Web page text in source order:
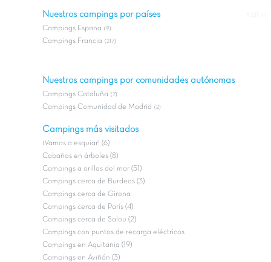
Nuestros campings por países
Campings Espana (9)
Campings Francia (217)
Nuestros campings por comunidades autónomas
Campings Cataluña (7)
Campings Comunidad de Madrid (2)
Campings más visitados
¡Vamos a esquiar! (6)
Cabañas en árboles (8)
Campings a orillas del mar (51)
Campings cerca de Burdeos (3)
Campings cerca de Girona
Campings cerca de París (4)
Campings cerca de Salou (2)
Campings con puntos de recarga eléctricos
Campings en Aquitania (19)
Campings en Aviñón (3)